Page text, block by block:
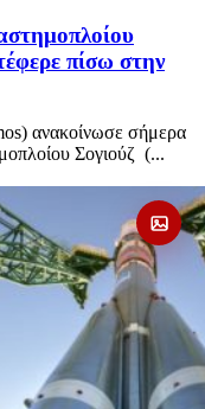
πίσω στην
ανακοίνωσε σήμερα
Σογιούζ (...